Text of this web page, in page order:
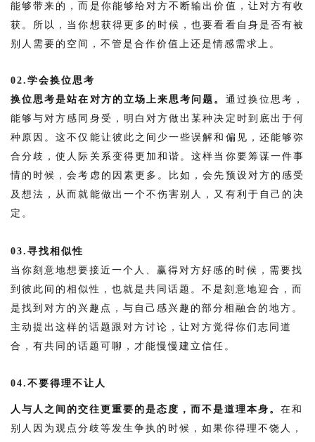
能够带来的，而是你能够给对方不断输出价值，让对方有收
获。所以，当你想获得更多的时候，也要看看自身是否有被
别人需要的空间，不管是合作价值上还是情感需求上。
02.学会换位思考
换位思考是站在对方的立场上来思考问题。 通过换位思考，
能够与对方感同身受，明白对方做出某种决定时到底出于何
种原因。这不仅能让彼此之间少一些误解和偏见，还能够弥
合分歧，使人际关系变得更加和谐。这样当你要筹谋一件事
情的时候，会考虑的因素更多。比如，会先预设对方的感受
及想法，从而就能做出一个不伤害别人，又有利于自己的决
定。
03.寻找相似性
当你刻意地想要接近一个人、赢得对方好感的时候，需要找
到彼此间的相似性，也就是共同话题。不是刻意地迎合，而
是找到对方的兴趣点，与自己感兴趣的部分相融合的地方。
主动提出这样的话题跟对方讨论，让对方觉得你们志同道
合，有共同的话题可聊，才能慢慢建立信任。
04.不要得理不让人
人与人之间的交往更重要的是态度，而不是道理本身。 在和
别人因为观点分歧等发生争执的时候，如果你得理不饶人，